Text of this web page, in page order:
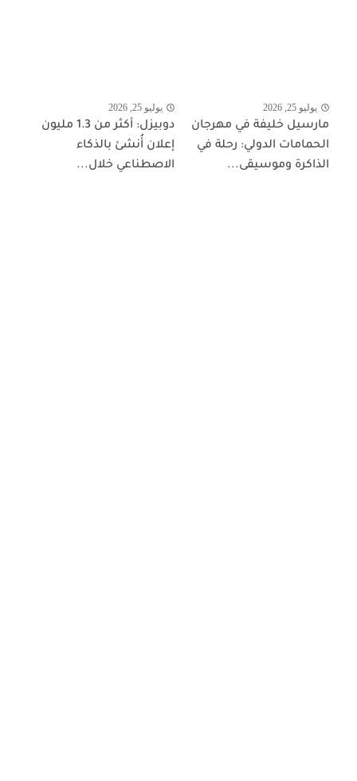
يوليو 25, 2026
مارسيل خليفة في مهرجان
الحمامات الدولي: رحلة في
الذاكرة وموسيقى...
يوليو 25, 2026
دوبيزل: أكثر من 1.3 مليون
إعلان أُنشئ بالذكاء
الاصطناعي خلال...